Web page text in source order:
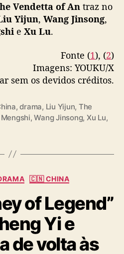
Vendetta of An traz no
Yijun, Wang Jinsong,
e Xu Lu.
Fonte (1), (2)
Imagens: YOUKU/X
sem os devidos créditos.
,drama, Liu Yijun, The
,Wang Jinsong, Xu Lu,
C
t
e
g
o
r
🇨🇳 CHINA
of Legend”
Yi e
de volta às